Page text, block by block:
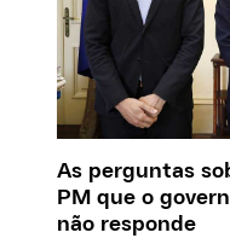
As perguntas
PM que o
não responde